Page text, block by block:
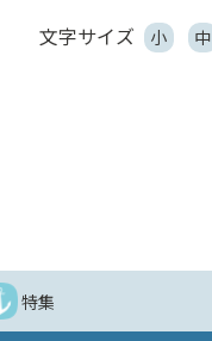
文字サイズ 小 中
特集